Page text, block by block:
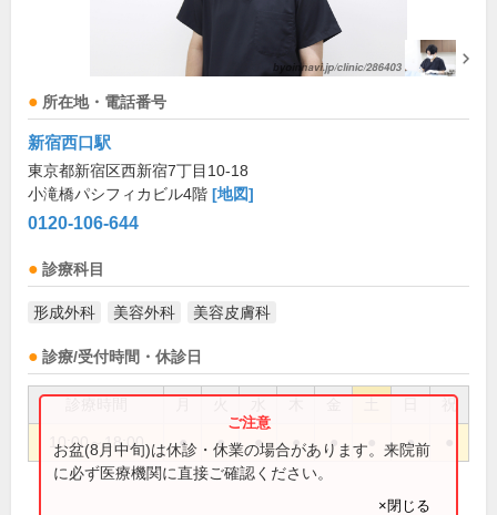
所在地・電話番号
新宿西口駅
東京都新宿区西新宿7丁目10-18
小滝橋パシフィカビル4階 [地図]
0120-106-644
診療科目
形成外科 美容外科 美容皮膚科
診療/受付時間・休診日
祝
10:00～18:00 ● ● ● ● ● ●
お盆(8月中旬)は休診・休業の場合があります。来院前
に必ず医療機関に直接ご確認ください。
×閉じる